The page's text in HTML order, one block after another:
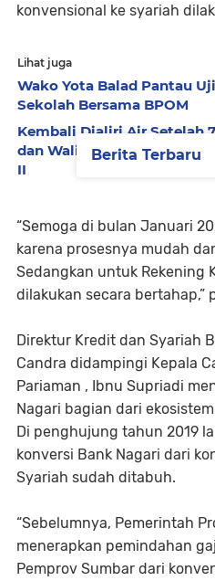
konvensional ke syariah
Lihat juga
Wako Yota Balad Pantau
Sekolah Bersama BPOM
Kembali Dialiri Air Setelah
dan Wali Kota Yota Balad
II
“Semoga di bulan Januari
karena prosesnya mudah
Sedangkan untuk Rekening
dilakukan secara bertahap,”
Direktur Kredit dan Syariah
Candra didampingi Kepala
Pariaman , Ibnu Supriadi
Nagari bagian dari
Di penghujung tahun 2019
konversi Bank Nagari dari
Syariah sudah ditabuh.
“Sebelumnya, Pemerintah
menerapkan pemindahan
Pemprov Sumbar dari
Berita Terbaru